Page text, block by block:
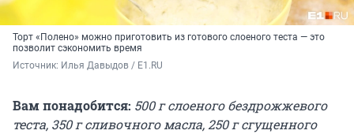
Торт «Полено» можно приготовить из готового слоеного теста — это
позволит сэкономить время
Источник: Илья Давыдов / E1.RU
Вам понадобится: 500 г слоеного бездрожжевого
теста, 350 г сливочного масла, 250 г сгущенного